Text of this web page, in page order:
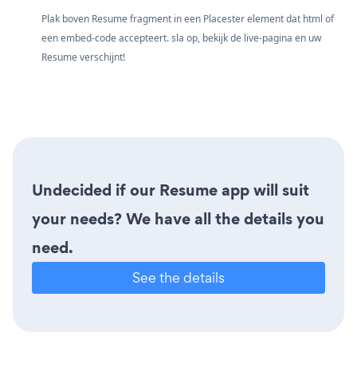
Plak boven Resume fragment in een Placester element dat html of
een embed-code accepteert. sla op, bekijk de live-pagina en uw
Resume verschijnt!
Undecided if our Resume app will suit
your needs? We have all the details you
need.
See the details